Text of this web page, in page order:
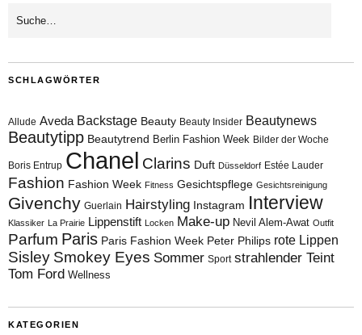
SCHLAGWÖRTER
Allude Aveda Backstage Beauty Beauty Insider Beautynews
Beautytipp Beautytrend Berlin Fashion Week Bilder der Woche
Boris Entrup Chanel Clarins Duft Düsseldorf Estée Lauder
Fashion Fashion Week Fitness Gesichtspflege Gesichtsreinigung
Givenchy Guerlain Hairstyling Instagram Interview
Klassiker La Prairie Lippenstift Locken Make-up Nevil Alem-Awat Outfit
Parfum Paris Paris Fashion Week Peter Philips rote Lippen
Sisley Smokey Eyes Sommer Sport strahlender Teint
Tom Ford Wellness
KATEGORIEN